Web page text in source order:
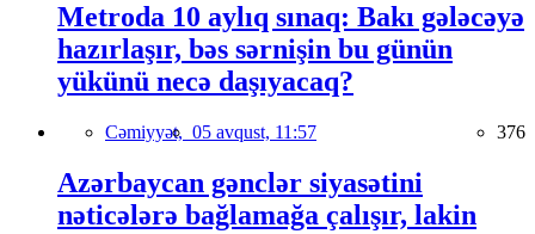
Metroda 10 aylıq sınaq: Bakı gələcəyə
hazırlaşır, bəs sərnişin bu günün
yükünü necə daşıyacaq?
Cəmiyyət, 05 avqust, 11:57 376
Azərbaycan gənclər siyasətini
nəticələrə bağlamağa çalışır, lakin